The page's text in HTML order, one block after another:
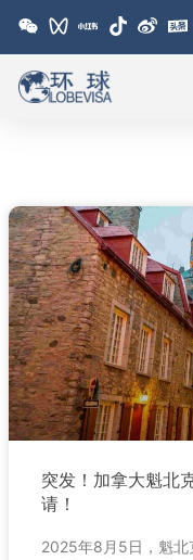
突发！加拿大魁北
请！
2025年8月5日，魁北